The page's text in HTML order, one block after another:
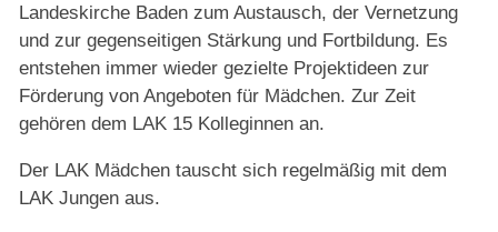
Landeskirche Baden zum Austausch, der Vernetzung
und zur gegenseitigen Stärkung und Fortbildung. Es
entstehen immer wieder gezielte Projektideen zur
Förderung von Angeboten für Mädchen. Zur Zeit
gehören dem LAK 15 Kolleginnen an.
Der LAK Mädchen tauscht sich regelmäßig mit dem
LAK Jungen aus.